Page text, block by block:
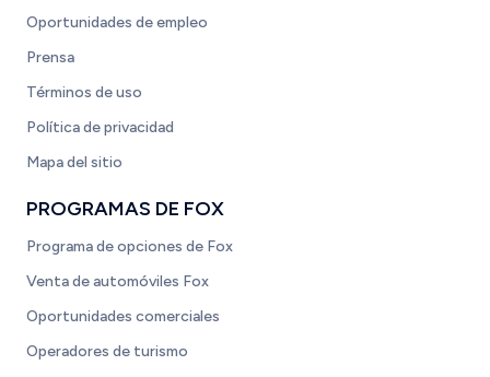
Oportunidades de empleo
Prensa
Términos de uso
Política de privacidad
Mapa del sitio
PROGRAMAS DE FOX
Programa de opciones de Fox
Venta de automóviles Fox
Oportunidades comerciales
Operadores de turismo